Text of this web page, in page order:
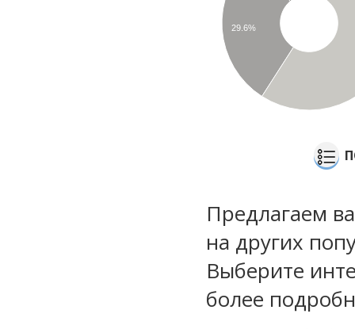
29.6%
Предлагаем
на других
Выберите
более